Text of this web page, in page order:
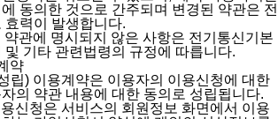
동의한 것으로 간주되며 변경된 약관은 전
효력이 발생합니다.
약관에 명시되지 않은 사항은 전기통신기본
및 기타 관련법령의 규정에 따릅니다.
약
립) 이용계약은 이용자의 이용신청에 대한
의 약관 내용에 대한 동의로 성립됩니다.
신청은 서비스의 회원정보 화면에서 이용